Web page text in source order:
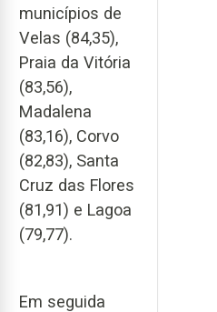
municípios de
Velas (84,35),
Praia da Vitória
(83,56),
Madalena
(83,16), Corvo
(82,83), Santa
Cruz das Flores
(81,91) e Lagoa
(79,77).
Em seguida